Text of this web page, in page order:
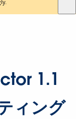
1.1
ィング